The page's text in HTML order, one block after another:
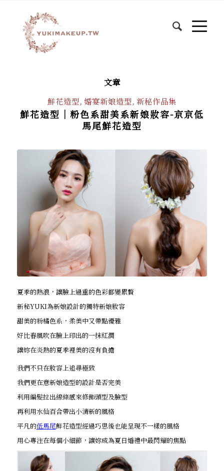
文章
鮮花造型, 婚宴新娘造型, 新秘作品集
鮮花造型｜粉色系甜美系新娘妝容-京京低
馬尾鮮花造型
夏季的熱浪，讓臉上過重的色彩都變累贅
新秘YUKI為新娘設計的獨特新娘妝容
甜美的粉橘色系，柔美中又帶點優雅
好比春風吹在臉上印出的一抹紅潤
讓妳在炎熱的夏季裡美的沒有負擔
我們不只在妝容上追尋極致
我們更在意新娘造型的設計是否完美
利用編髮拉出線條感來修飾頭型及臉型
再利用水仙百合帶出小清新的風格
平凡的低馬尾鮮花造型經過巧思後也能呈現不一樣的風格
用心專注在每個小細節，讓妳成為夏日婚禮中最閃耀的焦點